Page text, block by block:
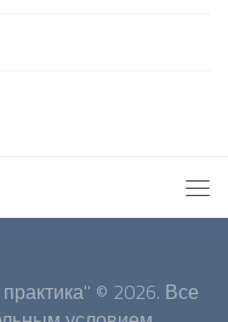
© 2026. Все